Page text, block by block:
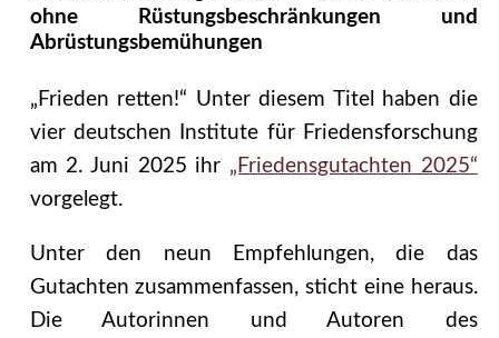
ohne Rüstungsbeschränkungen und
Abrüstungsbemühungen
„Frieden retten!“ Unter diesem Titel haben die
vier deutschen Institute für Friedensforschung
am 2. Juni 2025 ihr „Friedensgutachten 2025“
vorgelegt.
Unter den neun Empfehlungen, die das
Gutachten zusammenfassen, sticht eine heraus.
Die Autorinnen und Autoren des